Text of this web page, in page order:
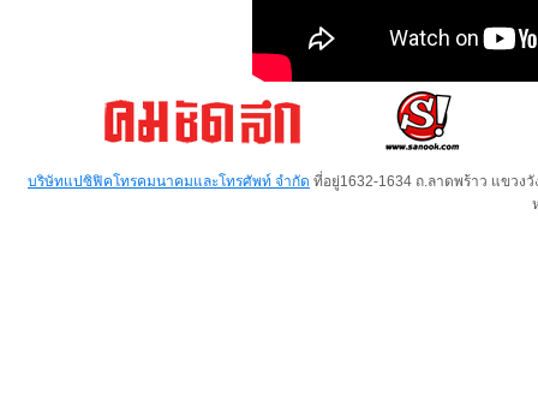
บริษัทแปซิฟิคโทรคมนาคมและโทรศัพท์ จำกัด ที่อยู่1632-1634 ถ.ลาดพร้าว แขวง